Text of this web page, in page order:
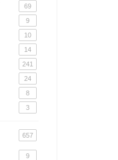
69
9
10
14
241
24
8
3
657
9